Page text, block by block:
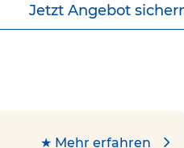
Jetzt Angebot
★ Mehr erfahren